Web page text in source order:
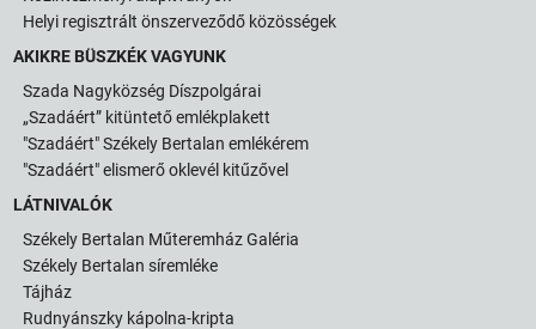
Helyi regisztrált önszerveződő közösségek
AKIKRE BÜSZKÉK VAGYUNK
Szada Nagyközség Díszpolgárai
„Szadáért” kitüntető emlékplakett
"Szadáért" Székely Bertalan emlékérem
"Szadáért" elismerő oklevél kitűzővel
LÁTNIVALÓK
Székely Bertalan Műteremház Galéria
Székely Bertalan síremléke
Tájház
Rudnyánszky kápolna-kripta